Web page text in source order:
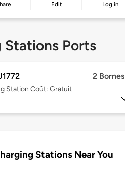
Edit Log in
Stations Ports
2 Bornes
Station Coût: Gratuit
Stations Near You